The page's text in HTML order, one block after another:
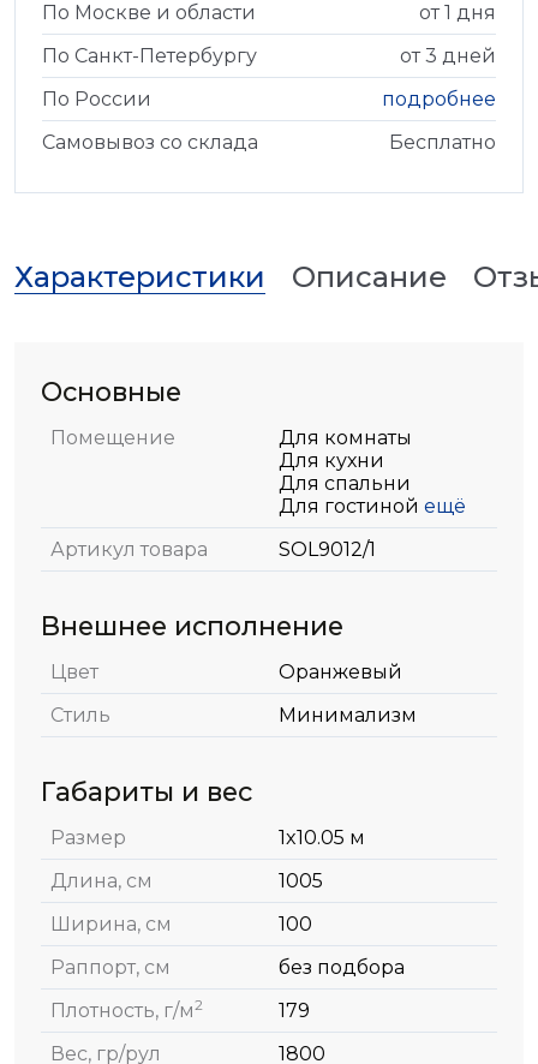
По Москве и области
от 1 дня
По Санкт-Петербургу
от 3 дней
По России
подробнее
Самовывоз со склада
Бесплатно
Характеристики Описание
Основные
Помещение
Для комнаты
Для кухни
Для спальни
Для гостиной ещё
Артикул товара
SOL9012/1
Внешнее исполнение
Цвет
Оранжевый
Стиль
Минимализм
Габариты и вес
Размер
1x10.05 м
Длина, см
1005
Ширина, см
100
Раппорт, см
без подбора
Плотность, г/м2
179
Вес, гр/рул
1800